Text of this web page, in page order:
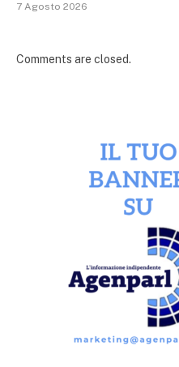
7 Agosto 2026
Comments are closed.